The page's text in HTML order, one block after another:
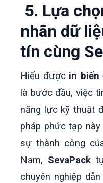
5. Lựa
nhãn dữ
tín cùng
Hiểu được in biến
là bước đầu, việc
năng lực kỹ thuật
pháp phức tạp
sự thành công
Nam, SevaPacktự
chuyên nghiệp